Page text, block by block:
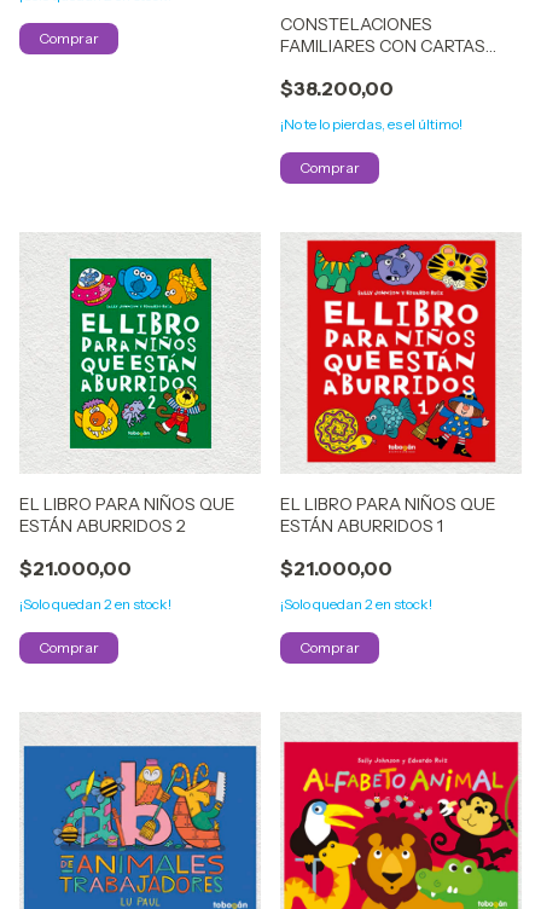
CONSTELACIONES
FAMILIARES CON CARTAS
CARTAS)
$38.200,00
¡No te lo pierdas, es el último!
EL LIBRO PARA NIÑOS QUE
ESTÁN ABURRIDOS 2
$21.000,00
¡Solo quedan 2 en stock!
EL LIBRO PARA NIÑOS QUE
ESTÁN ABURRIDOS 1
$21.000,00
¡Solo quedan 2 en stock!